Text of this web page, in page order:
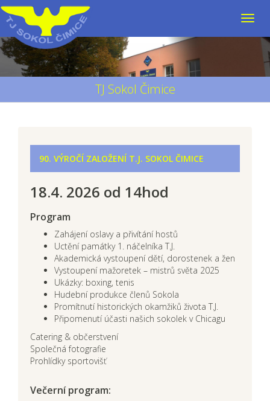
TJ Sokol Čimice
90. VÝROČÍ ZALOŽENÍ T.J. SOKOL ČIMICE
18.4. 2026 od 14hod
Program
Zahájení oslavy a přivítání hostů
Uctění památky 1. náčelníka T.J.
Akademická vystoupení dětí, dorostenek a žen
Vystoupení mažoretek – mistrů světa 2025
Ukázky: boxing, tenis
Hudební produkce členů Sokola
Promítnutí historických okamžiků života T.J.
Připomenutí účasti našich sokolek v Chicagu
Catering & občerstvení
Společná fotografie
Prohlídky sportovišť
Večerní program: